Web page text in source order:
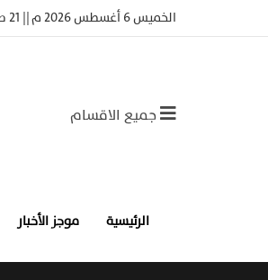
الخميس 6 أغسطس 2026 م || 21 صفر 1448هـ ||
جميع الاقسام
الرئيسية موجز الأخبار